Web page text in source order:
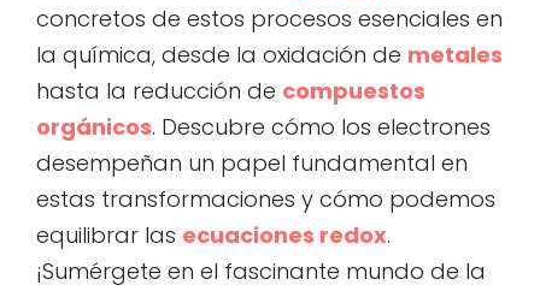
concretos de estos procesos esenciales en
la química, desde la oxidación de metales
hasta la reducción de compuestos
orgánicos. Descubre cómo los electrones
desempeñan un papel fundamental en
estas transformaciones y cómo podemos
equilibrar las ecuaciones redox.
¡Sumérgete en el fascinante mundo de la